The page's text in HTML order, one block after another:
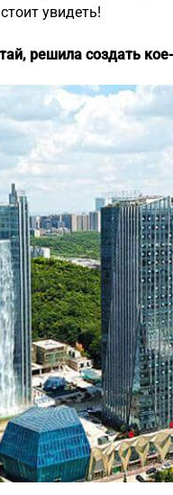
увидеть!
решила создать